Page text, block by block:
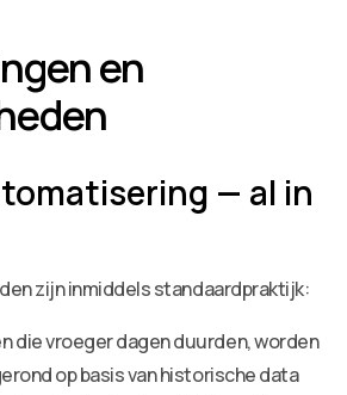
en
— al in
zijn inmiddels standaardpraktijk:
die vroeger dagen duurden, worden
op basis van historische data